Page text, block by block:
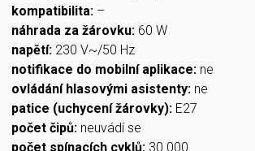
kompatibilita: –
náhrada za žárovku: 60 W
napětí: 230 V~/50 Hz
notifikace do mobilní aplikace: ne
ovládání hlasovými asistenty: ne
patice (uchycení žárovky): E27
počet čipů: neuvádí se
počet spínacích cyklů: 30 000